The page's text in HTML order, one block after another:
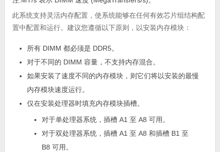
此系统支持灵活内存配置，使系统能够在任何有效芯片组结构配
置中配置和运行。建议您遵循以下原则，以安装内存模块：
所有 DIMM 都必须是 DDR5。
对于不同的 DIMM 容量，不支持内存混合。
如果安装了速度不同的内存模块，则它们将以安装的最慢
内存模块速度运行。
仅在安装处理器时填充内存模块插槽。
对于单处理器系统，插槽 A1 至 A8 可用。
对于双处理器系统，插槽 A1 至 A8 和插槽 B1 至
B8 可用。